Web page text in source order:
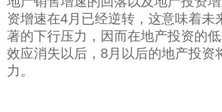
资增速在4月已经逆转，这意味着未
著的下行压力，因而在地产投资的
效应消失以后，8月以后的地产投资
力。